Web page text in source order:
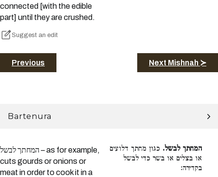
connected [with the edible
part] until they are crushed.
Suggest an edit
Previous Next Mishnah ≻
Bartenura
המחתך לבשל – as for example,
cuts gourds or onions or
meat in order to cook it in a
המחתך לבשל. כגון מחתך דלועים
או בצלים או בשר כדי לבשל
בקדירה: